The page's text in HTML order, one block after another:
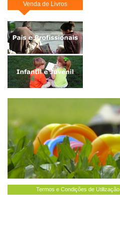
Venda de Livros
Termos e Condições de Utilização